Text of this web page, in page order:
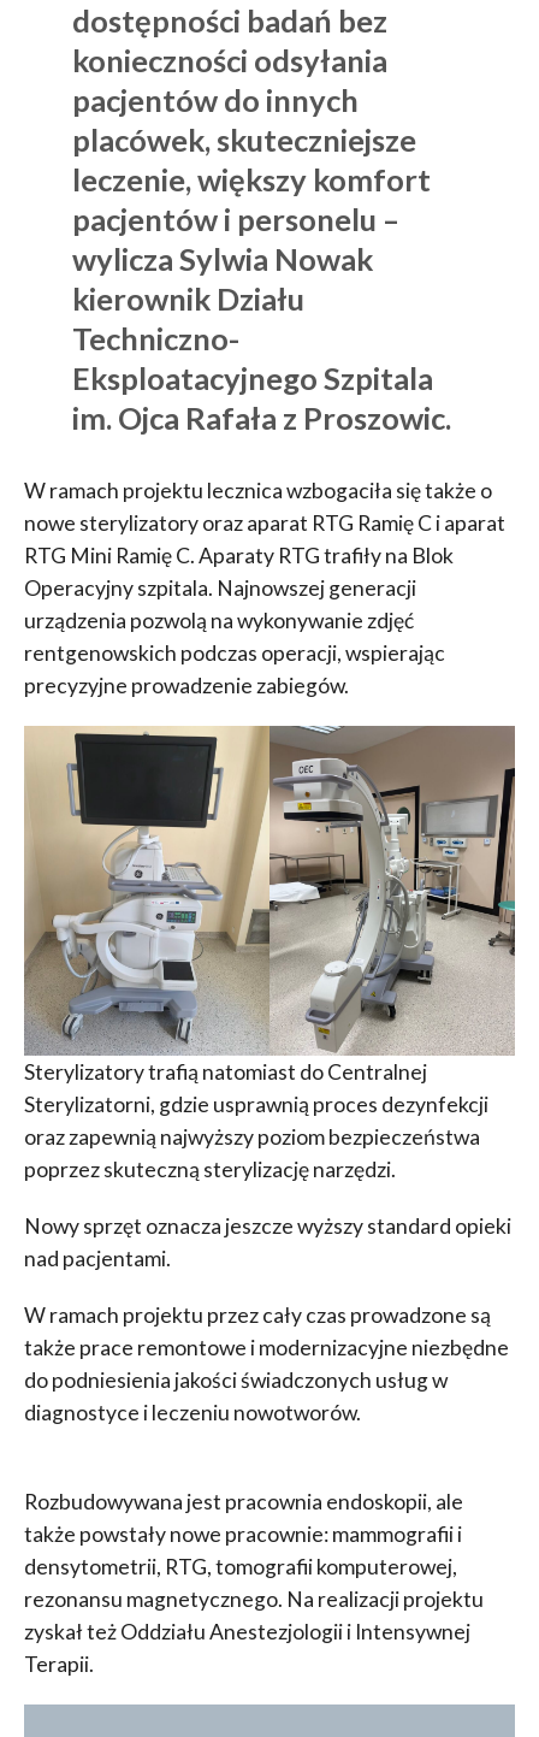
dostępności badań bez
konieczności odsyłania
pacjentów do innych
placówek, skuteczniejsze
leczenie, większy komfort
pacjentów i personelu –
wylicza Sylwia Nowak
kierownik Działu
Techniczno-
Eksploatacyjnego Szpitala
im. Ojca Rafała z Proszowic.
W ramach projektu lecznica wzbogaciła się także o
nowe sterylizatory oraz aparat RTG Ramię C i aparat
RTG Mini Ramię C. Aparaty RTG trafiły na Blok
Operacyjny szpitala. Najnowszej generacji
urządzenia pozwolą na wykonywanie zdjęć
rentgenowskich podczas operacji, wspierając
precyzyjne prowadzenie zabiegów.
Sterylizatory trafią natomiast do Centralnej
Sterylizatorni, gdzie usprawnią proces dezynfekcji
oraz zapewnią najwyższy poziom bezpieczeństwa
poprzez skuteczną sterylizację narzędzi.
Nowy sprzęt oznacza jeszcze wyższy standard opieki
nad pacjentami.
W ramach projektu przez cały czas prowadzone są
także prace remontowe i modernizacyjne niezbędne
do podniesienia jakości świadczonych usług w
diagnostyce i leczeniu nowotworów.
Rozbudowywana jest pracownia endoskopii, ale
także powstały nowe pracownie: mammografii i
densytometrii, RTG, tomografii komputerowej,
rezonansu magnetycznego. Na realizacji projektu
zyskał też Oddziału Anestezjologii i Intensywnej
Terapii.